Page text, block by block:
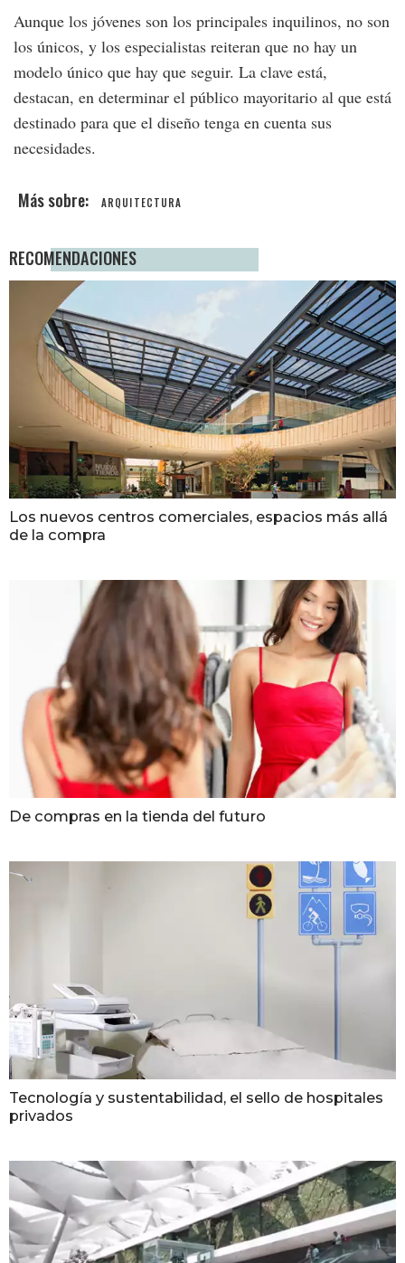
Aunque los jóvenes son los principales inquilinos, no son
los únicos, y los especialistas reiteran que no hay un
modelo único que hay que seguir. La clave está,
destacan, en determinar el público mayoritario al que está
destinado para que el diseño tenga en cuenta sus
necesidades.
ARQUITECTURA
RECOMENDACIONES
Los nuevos centros comerciales, espacios más allá
de la compra
De compras en la tienda del futuro
Tecnología y sustentabilidad, el sello de hospitales
privados